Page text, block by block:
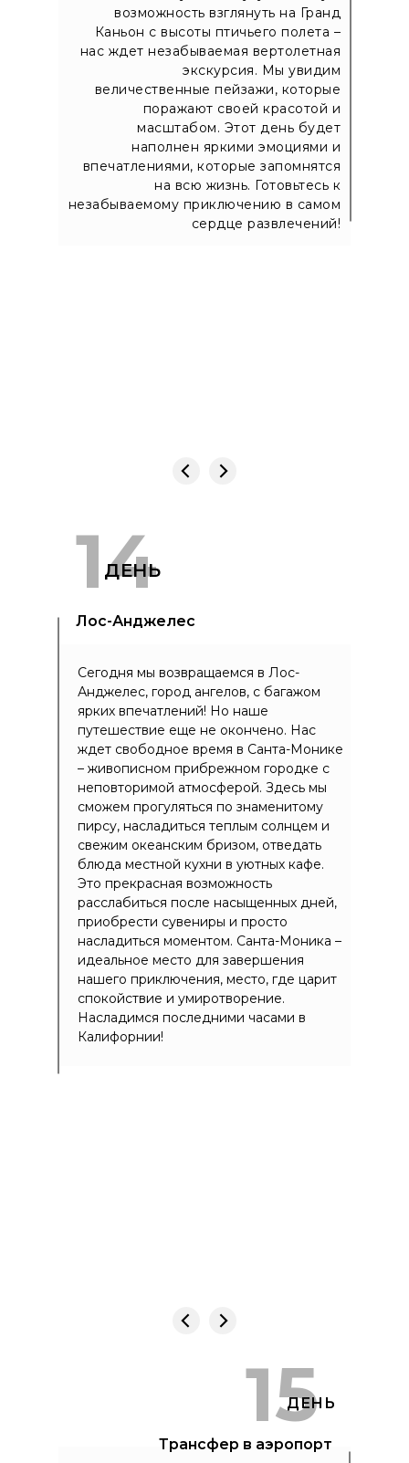
возможность взглянуть на Гранд
Каньон с высоты птичьего полета –
нас ждет незабываемая вертолетная
экскурсия. Мы увидим
величественные пейзажи, которые
поражают своей красотой и
масштабом. Этот день будет
наполнен яркими эмоциями и
впечатлениями, которые запомнятся
на всю жизнь. Готовьтесь к
незабываемому приключению в самом
сердце развлечений!
ДЕНЬ
Сегодня мы возвращаемся в Лос-
Анджелес, город ангелов, с багажом
ярких впечатлений! Но наше
путешествие еще не окончено. Нас
ждет свободное время в Санта-Монике
– живописном прибрежном городке с
неповторимой атмосферой. Здесь мы
сможем прогуляться по знаменитому
пирсу, насладиться теплым солнцем и
свежим океанским бризом, отведать
блюда местной кухни в уютных кафе.
Это прекрасная возможность
расслабиться после насыщенных дней,
приобрести сувениры и просто
насладиться моментом. Санта-Моника –
идеальное место для завершения
нашего приключения, место, где царит
спокойствие и умиротворение.
Насладимся последними часами в
Калифорнии!
14
Лос-Анджелес
ДЕНЬ
15
Трансфер в аэропорт